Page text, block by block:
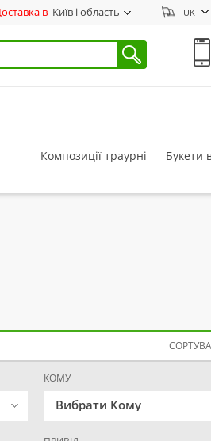
в Київ і область UK
Композиції траурні Букети
КОМУ
Вибрати Кому